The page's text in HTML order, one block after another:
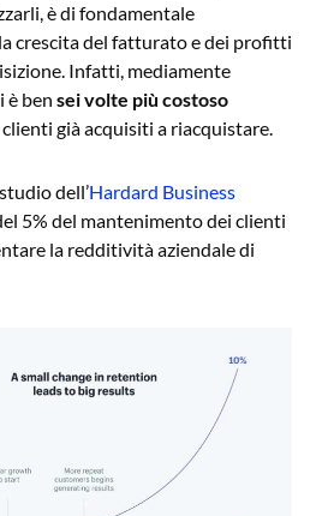
è di fondamentale
crescita del fatturato e dei profitti
Infatti, mediamente
è ben sei volte più costoso
già acquisiti a riacquistare.
dell’Hardard Business
5% del mantenimento dei clienti
la redditività aziendale di